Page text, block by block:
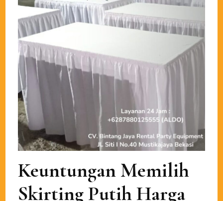
Keuntungan Memilih
Skirting Putih Harga